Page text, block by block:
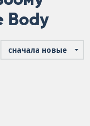
Body
сначала новые